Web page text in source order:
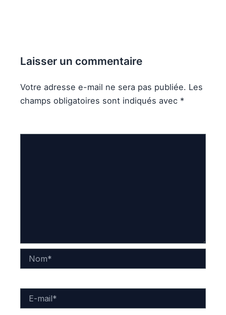
Laisser un commentaire
Votre adresse e-mail ne sera pas publiée. Les
champs obligatoires sont indiqués avec *
mail*